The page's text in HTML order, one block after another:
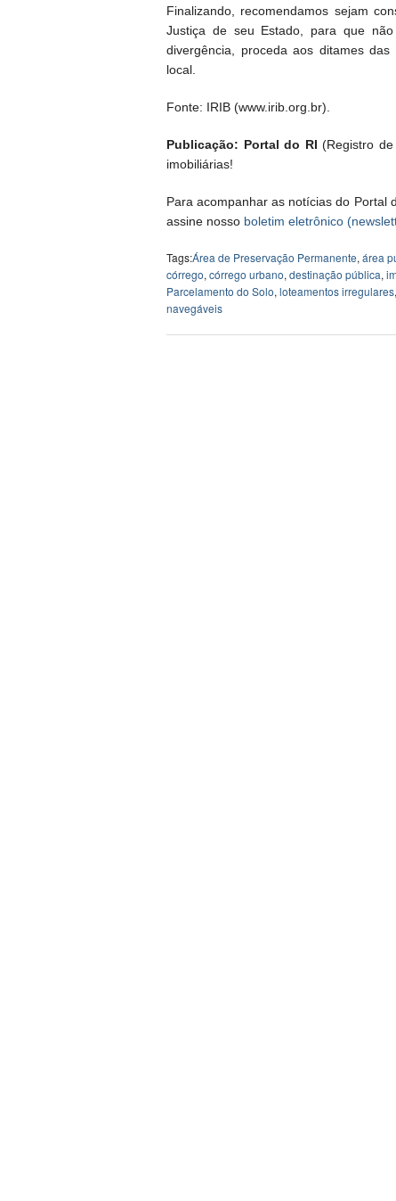
Finalizando, recomendamos sejam
Justiça de seu Estado, para que
divergência, proceda aos ditames
local.
Fonte: IRIB (www.irib.org.br).
Publicação: Portal do RI (Registro
imobiliárias!
Para acompanhar as notícias do Portal
assine nosso boletim eletrônico
Tags:Área de Preservação Permanente, área
córrego, córrego urbano, destinação pública,
Parcelamento do Solo, loteamentos irregulares,
navegáveis